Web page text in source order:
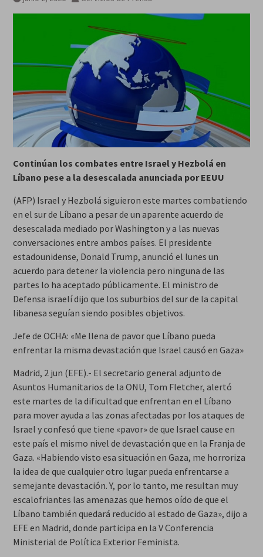
Continúan los combates entre Israel y Hezbolá en
Líbano pese a la desescalada anunciada por EEUU
(AFP) Israel y Hezbolá siguieron este martes combatiendo
en el sur de Líbano a pesar de un aparente acuerdo de
desescalada mediado por Washington y a las nuevas
conversaciones entre ambos países. El presidente
estadounidense, Donald Trump, anunció el lunes un
acuerdo para detener la violencia pero ninguna de las
partes lo ha aceptado públicamente. El ministro de
Defensa israelí dijo que los suburbios del sur de la capital
libanesa seguían siendo posibles objetivos.
Jefe de OCHA: «Me llena de pavor que Líbano pueda
enfrentar la misma devastación que Israel causó en Gaza»
Madrid, 2 jun (EFE).- El secretario general adjunto de
Asuntos Humanitarios de la ONU, Tom Fletcher, alertó
este martes de la dificultad que enfrentan en el Líbano
para mover ayuda a las zonas afectadas por los ataques de
Israel y confesó que tiene «pavor» de que Israel cause en
este país el mismo nivel de devastación que en la Franja de
Gaza. «Habiendo visto esa situación en Gaza, me horroriza
la idea de que cualquier otro lugar pueda enfrentarse a
semejante devastación. Y, por lo tanto, me resultan muy
escalofriantes las amenazas que hemos oído de que el
Líbano también quedará reducido al estado de Gaza», dijo a
EFE en Madrid, donde participa en la V Conferencia
Ministerial de Política Exterior Feminista.